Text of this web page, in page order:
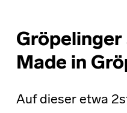
Made in
Auf dieser etwa